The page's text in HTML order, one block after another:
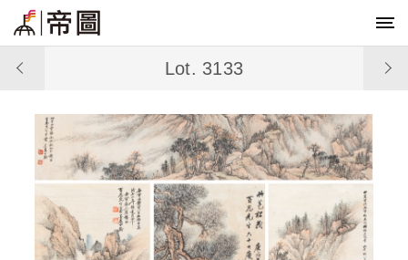
Lot. 3133